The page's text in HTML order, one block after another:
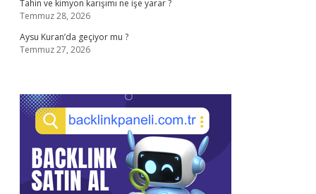
Tahin ve kimyon karışımı ne işe yarar ?
Temmuz 28, 2026
Aysu Kuran’da geçiyor mu ?
Temmuz 27, 2026